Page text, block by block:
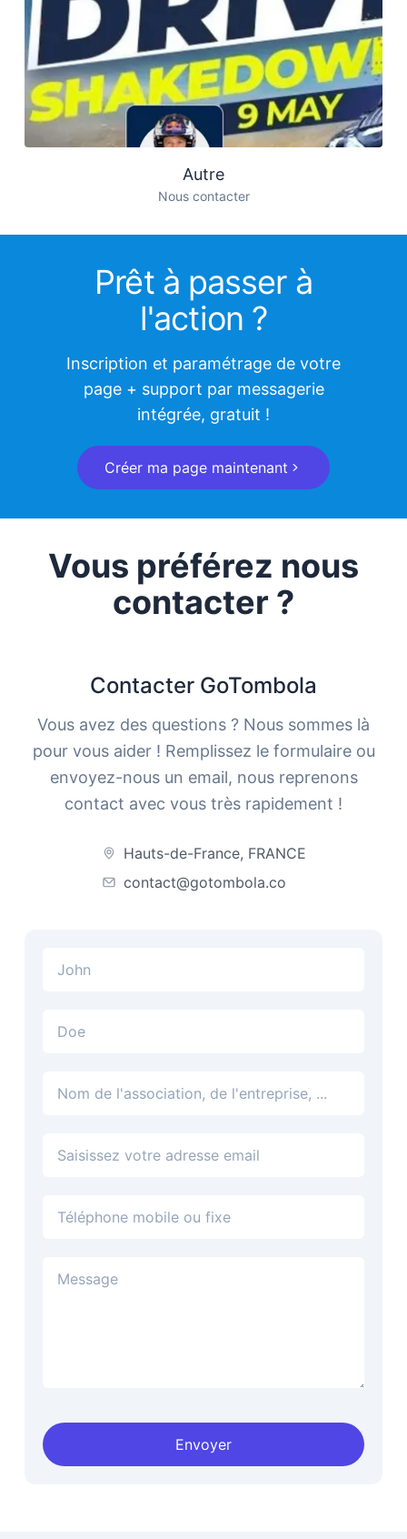
Autre
Nous contacter
Prêt à passer à
l'action ?
Inscription et paramétrage de votre
page + support par messagerie
intégrée, gratuit !
Créer ma page maintenant
Vous préférez nous
contacter ?
Contacter GoTombola
Vous avez des questions ? Nous sommes là
pour vous aider ! Remplissez le formulaire ou
envoyez-nous un email, nous reprenons
contact avec vous très rapidement !
Hauts-de-France, FRANCE
contact@gotombola.co
Envoyer